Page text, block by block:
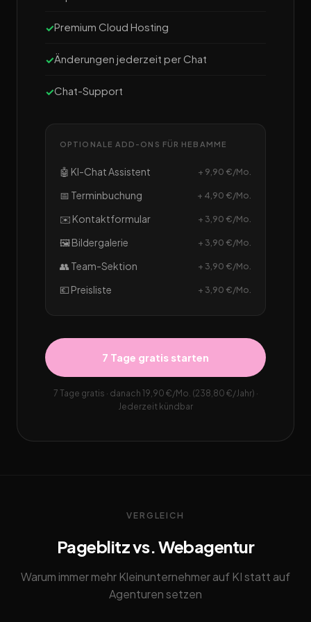
Premium Cloud Hosting
Änderungen jederzeit per Chat
Chat-Support
OPTIONALE ADD-ONS FÜR HEBAMME
🤖 KI-Chat Assistent + 9,90 €/Mo.
📅 Terminbuchung + 4,90 €/Mo.
✉️ Kontaktformular + 3,90 €/Mo.
🖼️ Bildergalerie + 3,90 €/Mo.
👥 Team-Sektion + 3,90 €/Mo.
💶 Preisliste + 3,90 €/Mo.
7 Tage gratis starten
7 Tage gratis · danach 19,90 €/Mo. (238,80 €/Jahr) ·
Jederzeit kündbar
VERGLEICH
Pageblitz vs. Webagentur
Warum immer mehr Kleinunternehmer auf KI statt auf
Agenturen setzen